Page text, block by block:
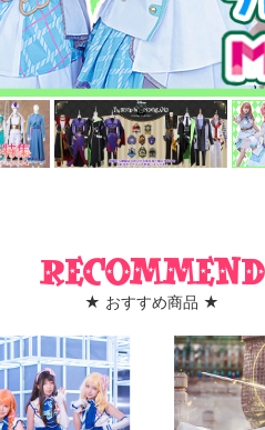
Recommend
★ おすすめ商品 ★